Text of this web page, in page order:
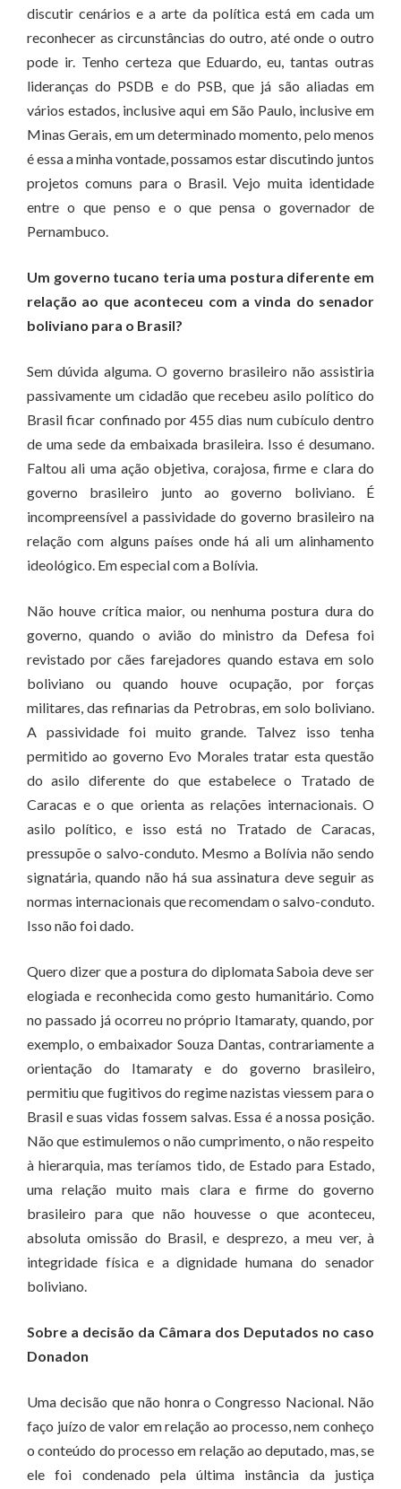
discutir cenários e a arte da política está em cada um
reconhecer as circunstâncias do outro, até onde o outro
pode ir. Tenho certeza que Eduardo, eu, tantas outras
lideranças do PSDB e do PSB, que já são aliadas em
vários estados, inclusive aqui em São Paulo, inclusive em
Minas Gerais, em um determinado momento, pelo menos
é essa a minha vontade, possamos estar discutindo juntos
projetos comuns para o Brasil. Vejo muita identidade
entre o que penso e o que pensa o governador de
Pernambuco.
Um governo tucano teria uma postura diferente em
relação ao que aconteceu com a vinda do senador
boliviano para o Brasil?
Sem dúvida alguma. O governo brasileiro não assistiria
passivamente um cidadão que recebeu asilo político do
Brasil ficar confinado por 455 dias num cubículo dentro
de uma sede da embaixada brasileira. Isso é desumano.
Faltou ali uma ação objetiva, corajosa, firme e clara do
governo brasileiro junto ao governo boliviano. É
incompreensível a passividade do governo brasileiro na
relação com alguns países onde há ali um alinhamento
ideológico. Em especial com a Bolívia.
Não houve crítica maior, ou nenhuma postura dura do
governo, quando o avião do ministro da Defesa foi
revistado por cães farejadores quando estava em solo
boliviano ou quando houve ocupação, por forças
militares, das refinarias da Petrobras, em solo boliviano.
A passividade foi muito grande. Talvez isso tenha
permitido ao governo Evo Morales tratar esta questão
do asilo diferente do que estabelece o Tratado de
Caracas e o que orienta as relações internacionais. O
asilo político, e isso está no Tratado de Caracas,
pressupõe o salvo-conduto. Mesmo a Bolívia não sendo
signatária, quando não há sua assinatura deve seguir as
normas internacionais que recomendam o salvo-conduto.
Isso não foi dado.
Quero dizer que a postura do diplomata Saboia deve ser
elogiada e reconhecida como gesto humanitário. Como
no passado já ocorreu no próprio Itamaraty, quando, por
exemplo, o embaixador Souza Dantas, contrariamente a
orientação do Itamaraty e do governo brasileiro,
permitiu que fugitivos do regime nazistas viessem para o
Brasil e suas vidas fossem salvas. Essa é a nossa posição.
Não que estimulemos o não cumprimento, o não respeito
à hierarquia, mas teríamos tido, de Estado para Estado,
uma relação muito mais clara e firme do governo
brasileiro para que não houvesse o que aconteceu,
absoluta omissão do Brasil, e desprezo, a meu ver, à
integridade física e a dignidade humana do senador
boliviano.
Sobre a decisão da Câmara dos Deputados no caso
Donadon
Uma decisão que não honra o Congresso Nacional. Não
faço juízo de valor em relação ao processo, nem conheço
o conteúdo do processo em relação ao deputado, mas, se
ele foi condenado pela última instância da justiça